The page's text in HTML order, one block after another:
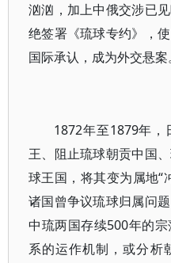
汹汹，加上中俄交涉已
绝签署《琉球专约》，
国际承认，成为外交悬案。
1872年至1879年
王、阻止琉球朝贡中国
球王国，将其变为属地“
诸国曾争议琉球归属问
中琉两国存续500年的
系的运作机制，或分析